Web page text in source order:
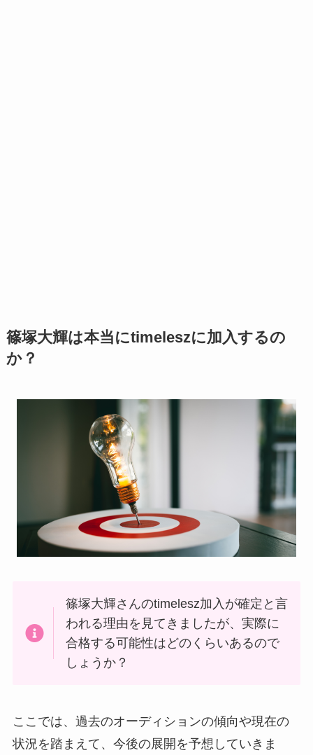
篠塚大輝は本当にtimeleszに加入するの
か？
篠塚大輝さんのtimelesz加入が確定と言
われる理由を見てきましたが、実際に
合格する可能性はどのくらいあるので
しょうか？
ここでは、過去のオーディションの傾向や現在の
状況を踏まえて、今後の展開を予想していきま